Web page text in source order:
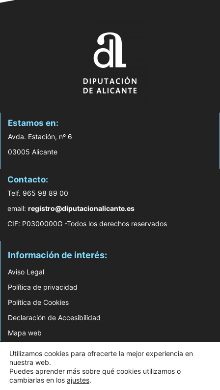
Estamos en:
Avda. Estación, nº 6
03005 Alicante
Contacto:
Telf. 965 98 89 00
email: registro@diputacionalicante.es
CIF: P0300000G -Todos los derechos reservados
Información de interés:
Aviso Legal
Política de privacidad
Política de Cookies
Declaración de Accesibilidad
Mapa web
© 2026 Web Desarrollada por el Servicio de Informática de Diputación de
Utilizamos cookies para ofrecerte la mejor experiencia en
nuestra web.
Puedes aprender más sobre qué cookies utilizamos o
cambiarlas en los ajustes.